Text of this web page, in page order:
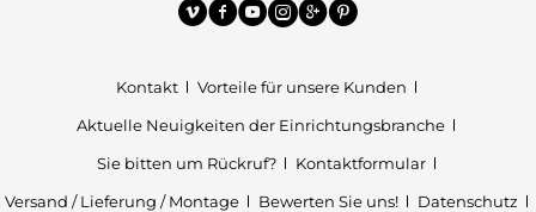
Kontakt
Vorteile für unsere Kunden
Aktuelle Neuigkeiten der Einrichtungsbranche
Sie bitten um Rückruf?
Kontaktformular
Versand / Lieferung / Montage
Bewerten Sie uns!
Datenschutz